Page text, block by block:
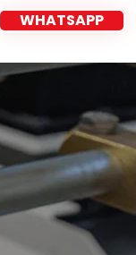
WHATSAPP